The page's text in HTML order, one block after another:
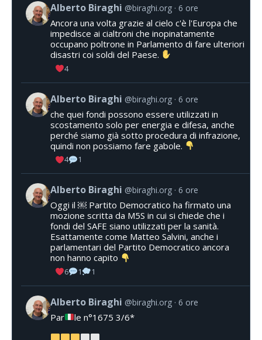
Alberto Biraghi @biraghi.org 6 ore
Ancora una volta grazie al cielo c'è l'Europa che
impedisce ai cialtroni che inopinatamente
occupano poltrone in Parlamento di fare ulteriori
disastri coi soldi del Paese.
4
Alberto Biraghi @biraghi.org 6 ore
che quei fondi possono essere utilizzati in
scostamento solo per energia e difesa, anche
perché siamo già sotto procedura di infrazione,
quindi non possiamo fare gabole.
4 1
Alberto Biraghi @biraghi.org 6 ore
Oggi il ￼ Partito Democratico ha firmato una
mozione scritta da M5S in cui si chiede che i
fondi del SAFE siano utilizzati per la sanità.
Esattamente come Matteo Salvini, anche i
parlamentari del Partito Democratico ancora
non hanno capito
6 1 1
Alberto Biraghi @biraghi.org 6 ore
Par le n°1675 3/6*